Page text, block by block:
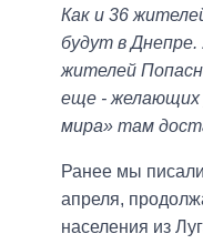
Как и 36
будут в
жителей
еще - желающих
мира» там
Ранее мы писали
апреля,
населения из